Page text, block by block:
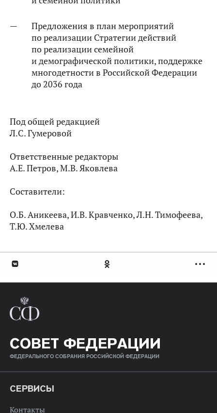
Предложения в план мероприятий
по реализации Стратегии действий
по реализации семейной
и демографической политики, поддержке
многодетности в Российской Федерации
до 2036 года
Под общей редакцией
Л.С. Гумеровой
Ответственные редакторы
А.Е. Петров, М.В. Яковлева
Составители:
О.Б. Аникеева, И.В. Кравченко, Л.Н. Тимофеева,
Т.Ю. Хмелева
СОВЕТ ФЕДЕРАЦИИ
ФЕДЕРАЛЬНОГО СОБРАНИЯ РОССИЙСКОЙ ФЕДЕРАЦИИ
СЕРВИСЫ
Контакты